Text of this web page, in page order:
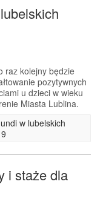
raz kolejny będzie
pozytywnych
u dzieci w wieku
Miasta Lublina.
w lubelskich
i staże dla